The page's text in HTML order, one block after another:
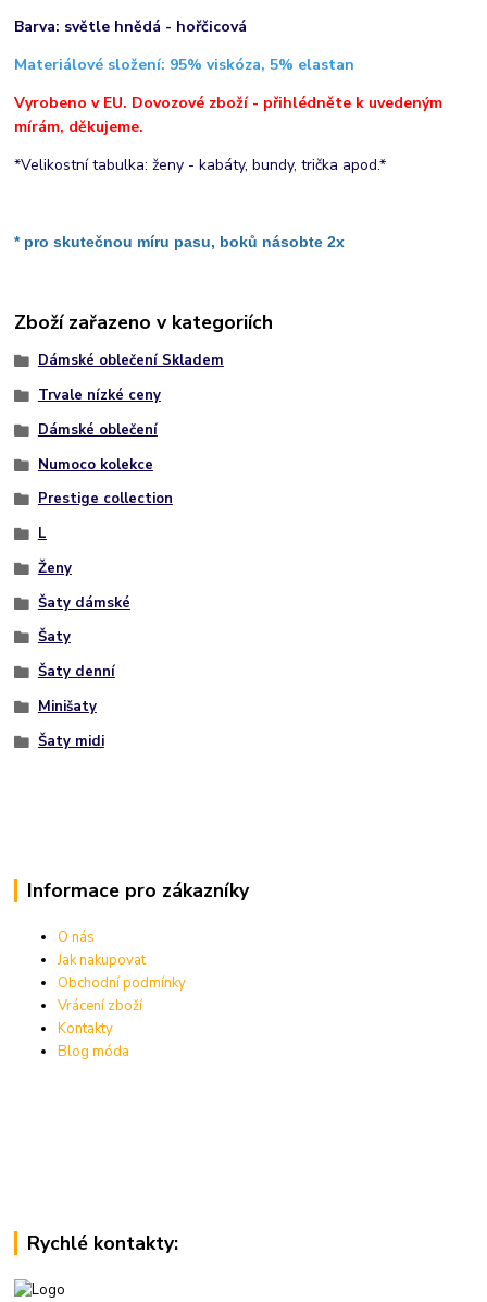
Barva: světle hnědá - hořčicová
Materiálové složení: 95% viskóza, 5% elastan
Vyrobeno v EU. Dovozové zboží - přihlédněte k uvedeným
mírám, děkujeme.
*Velikostní tabulka: ženy - kabáty, bundy, trička apod.*
* pro skutečnou míru pasu, boků násobte 2x
Zboží zařazeno v kategoriích
Dámské oblečení Skladem
Trvale nízké ceny
Dámské oblečení
Numoco kolekce
Prestige collection
L
Ženy
Šaty dámské
Šaty
Šaty denní
Minišaty
Šaty midi
Informace pro zákazníky
O nás
Jak nakupovat
Obchodní podmínky
Vrácení zboží
Kontakty
Blog móda
Rychlé kontakty: